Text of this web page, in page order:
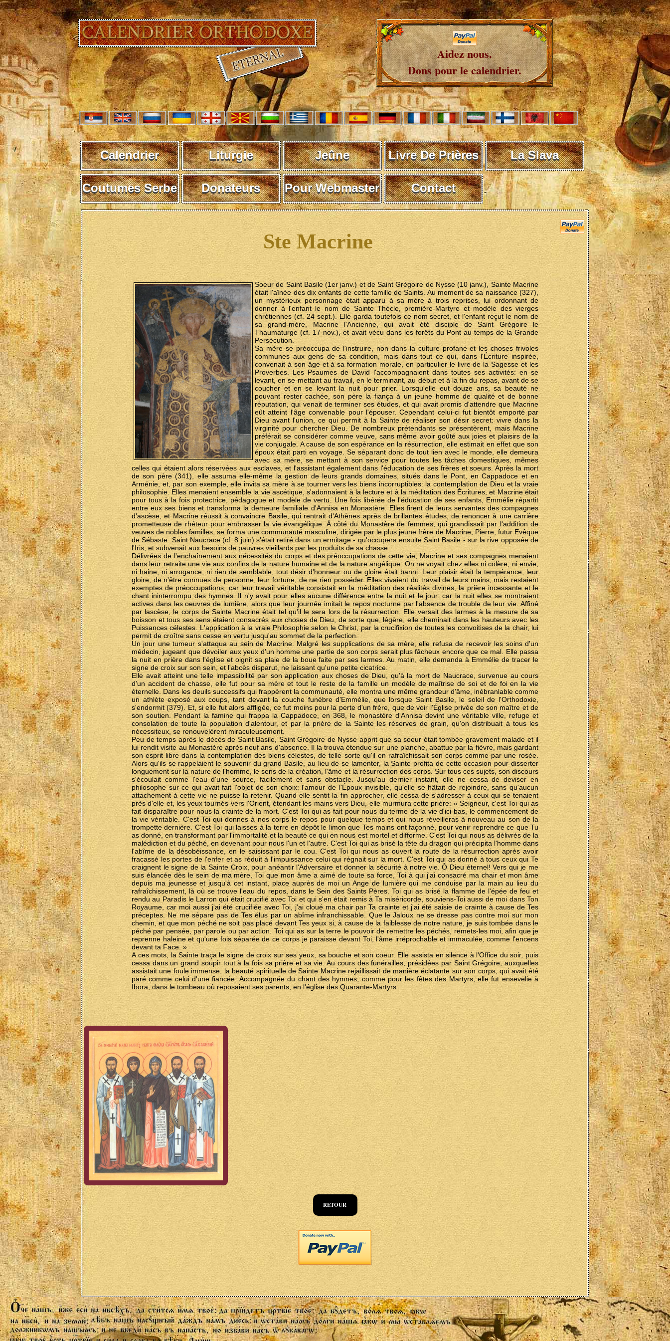
Aidez nous.
Dons pour le calendrier.
Calendrier Liturgie Jeûne Livre De Prières La Slava
Coutumes Serbe Donateurs Pour Webmaster Contact
Ste Macrine
Soeur de Saint Basile (1er janv.) et de Saint Grégoire de Nysse (10 janv.), Sainte Macrine
était l'aînée des dix enfants de cette famille de Saints. Au moment de sa naissance (327),
un mystérieux personnage était apparu à sa mère à trois reprises, lui ordonnant de
donner à l'enfant le nom de Sainte Thècle, première-Martyre et modèle des vierges
chrétiennes (cf. 24 sept.). Elle garda toutefois ce nom secret, et l'enfant reçut le nom de
sa grand-mère, Macrine l'Ancienne, qui avait été disciple de Saint Grégoire le
Thaumaturge (cf. 17 nov.), et avait vécu dans les forêts du Pont au temps de la Grande
Persécution.
Sa mère se préoccupa de l'instruire, non dans la culture profane et les choses frivoles
communes aux gens de sa condition, mais dans tout ce qui, dans l'Écriture inspirée,
convenait à son âge et à sa formation morale, en particulier le livre de la Sagesse et les
Proverbes. Les Psaumes de David l'accompagnaient dans toutes ses activités: en se
levant, en se mettant au travail, en le terminant, au début et à la fin du repas, avant de se
coucher et en se levant la nuit pour prier. Lorsqu'elle eut douze ans, sa beauté ne
pouvant rester cachée, son père la fiança à un jeune homme de qualité et de bonne
réputation, qui venait de terminer ses études, et qui avait promis d'attendre que Macrine
eût atteint l'âge convenable pour l'épouser. Cependant celui-ci fut bientôt emporté par
Dieu avant l'union, ce qui permit à la Sainte de réaliser son désir secret: vivre dans la
virginité pour chercher Dieu. De nombreux prétendants se présentèrent, mais Macrine
préférait se considérer comme veuve, sans même avoir goûté aux joies et plaisirs de la
vie conjugale. A cause de son espérance en la résurrection, elle estimait en effet que son
époux était parti en voyage. Se séparant donc de tout lien avec le monde, elle demeura
avec sa mère, se mettant à son service pour toutes les tâches domestiques, mêmes
celles qui étaient alors réservées aux esclaves, et l'assistant également dans l'éducation de ses frères et soeurs. Après la mort
de son père (341), elle assuma elle-même la gestion de leurs grands domaines, situés dans le Pont, en Cappadoce et en
Arménie, et, par son exemple, elle invita sa mère à se tourner vers les biens incorruptibles: la contemplation de Dieu et la vraie
philosophie. Elles menaient ensemble la vie ascétique, s'adonnaient à la lecture et à la méditation des Écritures, et Macrine était
pour tous à la fois protectrice, pédagogue et modèle de vertu. Une fois libérée de l'éducation de ses enfants, Emmélie répartit
entre eux ses biens et transforma la demeure familiale d'Annisa en Monastère. Elles firent de leurs servantes des compagnes
d'ascèse, et Macrine réussit à convaincre Basile, qui rentrait d'Athènes après de brillantes études, de renoncer à une carrière
prometteuse de rhéteur pour embrasser la vie évangélique. À côté du Monastère de femmes, qui grandissait par l'addition de
veuves de nobles familles, se forma une communauté masculine, dirigée par le plus jeune frère de Macrine, Pierre, futur Evêque
de Sébaste. Saint Naucrace (cf. 8 juin) s'était retiré dans un ermitage - qu'occupera ensuite Saint Basile - sur la rive opposée de
l'Iris, et subvenait aux besoins de pauvres vieillards par les produits de sa chasse.
Délivrées de l'enchaînement aux nécessités du corps et des préoccupations de cette vie, Macrine et ses compagnes menaient
dans leur retraite une vie aux confins de la nature humaine et de la nature angélique. On ne voyait chez elles ni colère, ni envie,
ni haine, ni arrogance, ni rien de semblable; tout désir d'honneur ou de gloire était banni. Leur plaisir était la tempérance; leur
gloire, de n'être connues de personne; leur fortune, de ne rien posséder. Elles vivaient du travail de leurs mains, mais restaient
exemptes de préoccupations, car leur travail véritable consistait en la méditation des réalités divines, la prière incessante et le
chant ininterrompu des hymnes. Il n'y avait pour elles aucune différence entre la nuit et le jour: car la nuit elles se montraient
actives dans les oeuvres de lumière, alors que leur journée imitait le repos nocturne par l'absence de trouble de leur vie. Affiné
par lascèse, le corps de Sainte Macrine était tel qu'il le sera lors de la résurrection. Elle versait des larmes à la mesure de sa
boisson et tous ses sens étaient consacrés aux choses de Dieu, de sorte que, légère, elle cheminait dans les hauteurs avec les
Puissances célestes. L'application à la vraie Philosophie selon le Christ, par la crucifixion de toutes les convoitises de la chair, lui
permit de croître sans cesse en vertu jusqu'au sommet de la perfection.
Un jour une tumeur s'attaqua au sein de Macrine. Malgré les supplications de sa mère, elle refusa de recevoir les soins d'un
médecin, jugeant que dévoiler aux yeux d'un homme une partie de son corps serait plus fâcheux encore que ce mal. Elle passa
la nuit en prière dans l'église et oignit sa plaie de la boue faite par ses larmes. Au matin, elle demanda à Emmélie de tracer le
signe de croix sur son sein, et l'abcès disparut, ne laissant qu'une petite cicatrice.
Elle avait atteint une telle impassibilité par son application aux choses de Dieu, qu'à la mort de Naucrace, survenue au cours
d'un accident de chasse, elle fut pour sa mère et tout le reste de la famille un modèle de maîtrise de soi et de foi en la vie
éternelle. Dans les deuils successifs qui frappèrent la communauté, elle montra une même grandeur d'âme, inébranlable comme
un athlète exposé aux coups, tant devant la couche funèbre d'Emmélie, que lorsque Saint Basile, le soleil de l'Orthodoxie,
s'endormit (379). Et, si elle fut alors affligée, ce fut moins pour la perte d'un frère, que de voir l'Église privée de son maître et de
son soutien. Pendant la famine qui frappa la Cappadoce, en 368, le monastère d'Annisa devint une véritable ville, refuge et
consolation de toute la population d'alentour, et par la prière de la Sainte les réserves de grain, qu'on distribuait à tous les
nécessiteux, se renouvelèrent miraculeusement.
Peu de temps après le décès de Saint Basile, Saint Grégoire de Nysse apprit que sa soeur était tombée gravement malade et il
lui rendit visite au Monastère après neuf ans d'absence. Il la trouva étendue sur une planche, abattue par la fièvre, mais gardant
son esprit libre dans la contemplation des biens célestes, de telle sorte qu'il en rafraîchissait son corps comme par une rosée.
Alors qu'ils se rappelaient le souvenir du grand Basile, au lieu de se lamenter, la Sainte profita de cette occasion pour disserter
longuement sur la nature de l'homme, le sens de la création, l'âme et la résurrection des corps. Sur tous ces sujets, son discours
s'écoulait comme l'eau d'une source, facilement et sans obstacle. Jusqu'au dernier instant, elle ne cessa de deviser en
philosophe sur ce qui avait fait l'objet de son choix: l'amour de l'Époux invisible, qu'elle se hâtait de rejoindre, sans qu'aucun
attachement à cette vie ne puisse la retenir. Quand elle sentit la fin approcher, elle cessa de s'adresser à ceux qui se tenaient
près d'elle et, les yeux tournés vers l'Orient, étendant les mains vers Dieu, elle murmura cette prière: « Seigneur, c'est Toi qui as
fait disparaître pour nous la crainte de la mort. C'est Toi qui as fait pour nous du terme de la vie d'ici-bas, le commencement de
la vie véritable. C'est Toi qui donnes à nos corps le repos pour quelque temps et qui nous réveilleras à nouveau au son de la
trompette dernière. C'est Toi qui laisses à la terre en dépôt le limon que Tes mains ont façonné, pour venir reprendre ce que Tu
as donné, en transformant par l'immortalité et la beauté ce qui en nous est mortel et difforme. C'est Toi qui nous as délivrés de la
malédiction et du péché, en devenant pour nous l'un et l'autre. C'est Toi qui as brisé la tête du dragon qui précipita l'homme dans
l'abîme de la désobéissance, en le saisissant par le cou. C'est Toi qui nous as ouvert la route de la résurrection après avoir
fracassé les portes de l'enfer et as réduit à l'impuissance celui qui régnait sur la mort. C'est Toi qui as donné à tous ceux qui Te
craignent le signe de la Sainte Croix, pour anéantir l'Adversaire et donner la sécurité à notre vie. Ô Dieu éternel! Vers qui je me
suis élancée dès le sein de ma mère, Toi que mon âme a aimé de toute sa force, Toi à qui j'ai consacré ma chair et mon âme
depuis ma jeunesse et jusqu'à cet instant, place auprès de moi un Ange de lumière qui me conduise par la main au lieu du
rafraîchissement, là où se trouve l'eau du repos, dans le Sein des Saints Pères. Toi qui as brisé la flamme de l'épée de feu et
rendu au Paradis le Larron qui était crucifié avec Toi et qui s'en était remis à Ta miséricorde, souviens-Toi aussi de moi dans Ton
Royaume, car moi aussi j'ai été crucifiée avec Toi, j'ai cloué ma chair par Ta crainte et j'ai été saisie de crainte à cause de Tes
préceptes. Ne me sépare pas de Tes élus par un abîme infranchissable. Que le Jaloux ne se dresse pas contre moi sur mon
chemin, et que mon péché ne soit pas placé devant Tes yeux si, à cause de la faiblesse de notre nature, je suis tombée dans le
péché par pensée, par parole ou par action. Toi qui as sur la terre le pouvoir de remettre les péchés, remets-les moi, afin que je
reprenne haleine et qu'une fois séparée de ce corps je paraisse devant Toi, l'âme irréprochable et immaculée, comme l'encens
devant ta Face. »
A ces mots, la Sainte traça le signe de croix sur ses yeux, sa bouche et son coeur. Elle assista en silence à l'Office du soir, puis
cessa dans un grand soupir tout à la fois sa prière et sa vie. Au cours des funérailles, présidées par Saint Grégoire, auxquelles
assistait une foule immense, la beauté spirituelle de Sainte Macrine rejaillissait de manière éclatante sur son corps, qui avait été
paré comme celui d'une fiancée. Accompagnée du chant des hymnes, comme pour les fêtes des Martyrs, elle fut ensevelie à
Ibora, dans le tombeau où reposaient ses parents, en l'église des Quarante-Martyrs.
RETOUR